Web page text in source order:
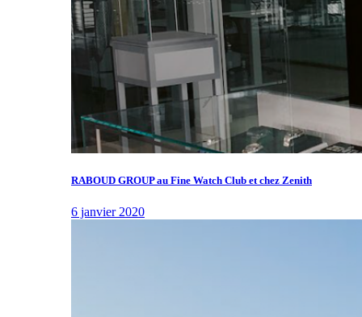
RABOUD GROUP au Fine Watch Club et chez Zenith
6 janvier 2020